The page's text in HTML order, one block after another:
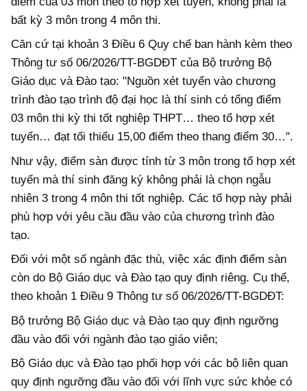
bất kỳ 3 môn trong 4 môn thi.
Căn cứ tại khoản 3 Điều 6 Quy chế ban hành kèm theo
Thông tư số 06/2026/TT-BGDĐT của Bộ trưởng Bộ
Giáo dục và Đào tạo: "Nguồn xét tuyển vào chương
trình đào tạo trình độ đại học là thí sinh có tổng điểm
03 môn thi kỳ thi tốt nghiệp THPT… theo tổ hợp xét
tuyển… đạt tối thiểu 15,00 điểm theo thang điểm 30…".
Như vậy, điểm sàn được tính từ 3 môn trong tổ hợp xét
tuyển mà thí sinh đăng ký không phải là chọn ngẫu
nhiên 3 trong 4 môn thi tốt nghiệp. Các tổ hợp này phải
phù hợp với yêu cầu đầu vào của chương trình đào
tạo.
Đối với một số ngành đặc thù, việc xác định điểm sàn
còn do Bộ Giáo dục và Đào tạo quy định riêng. Cụ thể,
theo khoản 1 Điều 9 Thông tư số 06/2026/TT-BGDĐT:
Bộ trưởng Bộ Giáo dục và Đào tạo quy định ngưỡng
đầu vào đối với ngành đào tạo giáo viên;
Bộ Giáo dục và Đào tạo phối hợp với các bộ liên quan
quy định ngưỡng đầu vào đối với lĩnh vực sức khỏe có